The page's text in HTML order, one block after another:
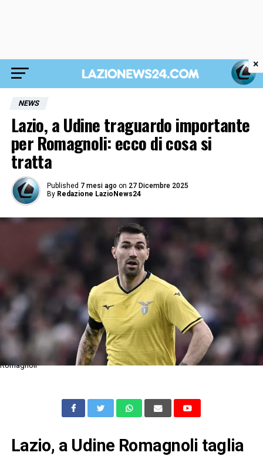
NEWS
Lazio, a Udine traguardo importante
per Romagnoli: ecco di cosa si
tratta
Published 7 mesi ago on 27 Dicembre 2025
By Redazione LazioNews24
Romagnoli
Lazio, a Udine Romagnoli taglia
×